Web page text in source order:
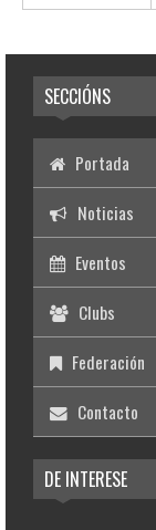
SECCIÓNS
Portada
Noticias
Eventos
Clubs
Federación
Contacto
DE INTERESE